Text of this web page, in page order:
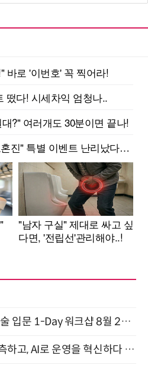
양자컴퓨팅 비즈니스·기술 입문 1-Day 워크샵 8월 28일 개최
[올쇼TV] AI 인프라를 관측하고, AI로 운영을 혁신하다 (8월 11일 생방송)